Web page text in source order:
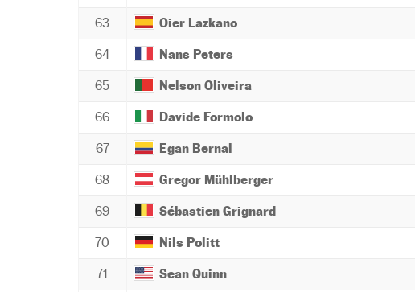
63 Oier Lazkano
64 Nans Peters
65 Nelson Oliveira
66 Davide Formolo
67 Egan Bernal
68 Gregor Mühlberger
69 Sébastien Grignard
70 Nils Politt
71 Sean Quinn